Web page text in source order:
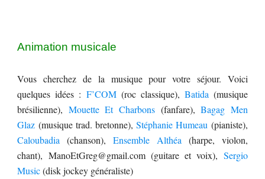
Animation musicale
Vous cherchez de la musique pour votre séjour. Voici
quelques idées : F’COM(roc classique), Batida (musique
brésilienne), Mouette Et Charbons (fanfare),Bagag Men
Glaz (musique trad. bretonne),Stéphanie Humeau (pianiste),
Caloubadia (chanson),Ensemble Althéa (harpe, violon,
chant), ManoEtGreg@gmail.com (guitare et voix), Sergio
Music(disk jockey généraliste)